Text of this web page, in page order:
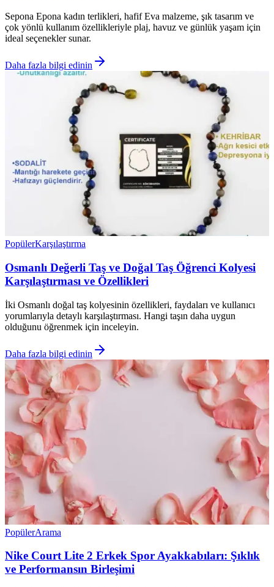
Sepona Epona kadın terlikleri, hafif Eva malzeme, şık tasarım ve
çok yönlü kullanım özellikleriyle plaj, havuz ve günlük yaşam için
ideal seçenekler sunar.
Daha fazla bilgi edinin
PopülerKarşılaştırma
Osmanlı Değerli Taş ve Doğal Taş Öğrenci Kolyesi
Karşılaştırması ve Özellikleri
İki Osmanlı doğal taş kolyesinin özellikleri, faydaları ve kullanıcı
yorumlarıyla detaylı karşılaştırması. Hangi taşın daha uygun
olduğunu öğrenmek için inceleyin.
Daha fazla bilgi edinin
PopülerArama
Nike Court Lite 2 Erkek Spor Ayakkabıları: Şıklık
ve Performansın Birleşimi